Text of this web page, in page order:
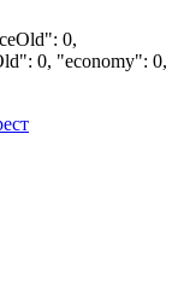
0,
0, "economy": 0,